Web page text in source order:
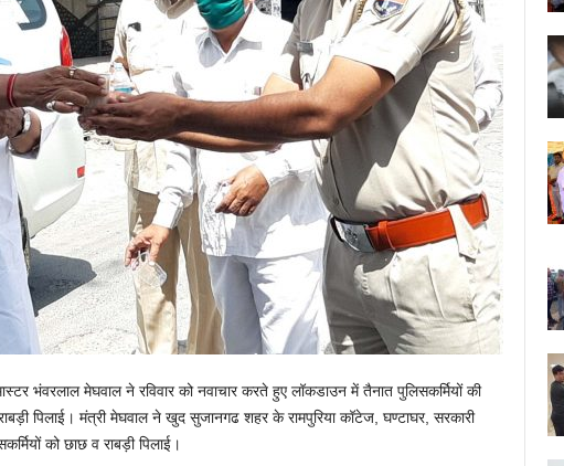
भंवरलाल मेघवाल ने रविवार को नवाचार करते हुए लॉकडाउन में तैनात पुलिसकर्मियों की
पिलाई। मंत्री मेघवाल ने खुद सुजानगढ शहर के रामपुरिया कॉटेज, घण्टाघर, सरकारी
को छाछ व राबड़ी पिलाई।